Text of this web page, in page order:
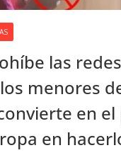
las redes
menores
en
en